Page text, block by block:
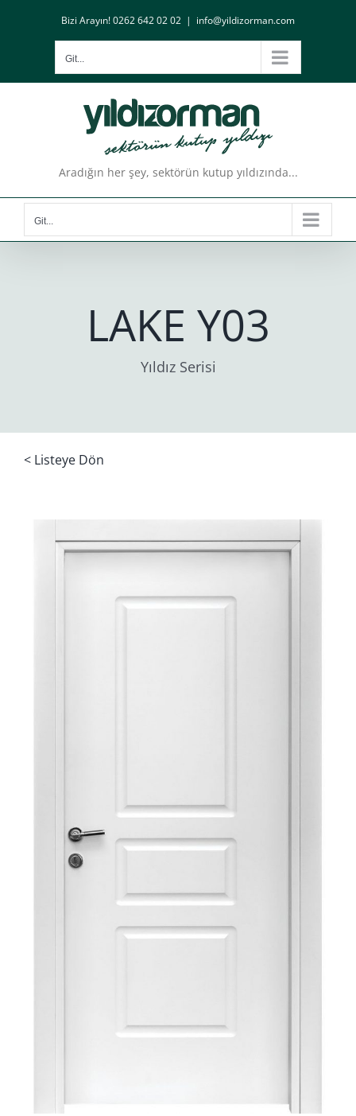
Bizi Arayın! 0262 642 02 02 | info@yildizorman.com
Git...
Aradığın her şey, sektörün kutup yıldızında...
Git...
LAKE Y03
Yıldız Serisi
< Listeye Dön